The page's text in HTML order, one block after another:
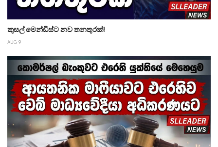
කුසල් මෙන්ඩිස්ට නව තනතුරක්!
AUG 9